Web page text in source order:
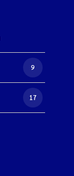
9
17